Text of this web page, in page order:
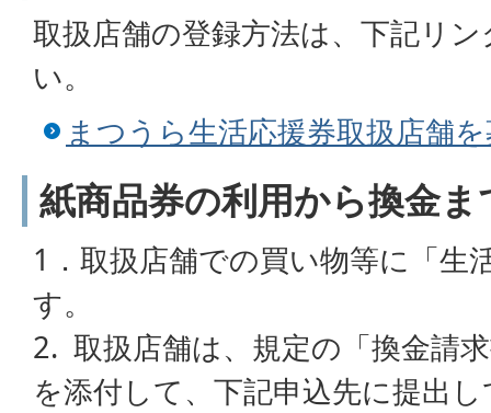
取扱店舗の登録方法は、下記リ
い。
まつうら生活応援券取扱店舗
紙商品券の利用から換金
1．取扱店舗での買い物等に「生
す。
2. 取扱店舗は、規定の「換金請
を添付して、下記申込先に提出